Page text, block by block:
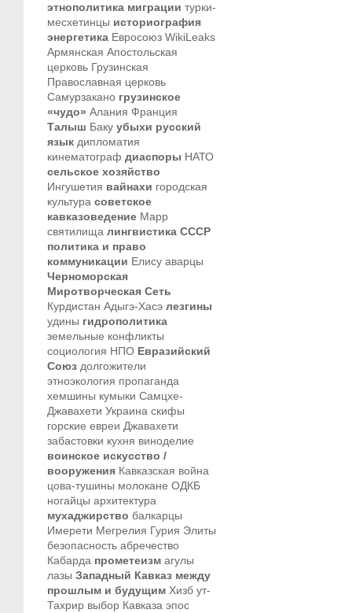
этнополитика миграции турки-
месхетинцы историография
энергетика Евросоюз WikiLeaks
Армянская Апостольская
церковь Грузинская
Православная церковь
Самурзакано грузинское
«чудо» Алания Франция
Талыш Баку убыхи русский
язык дипломатия
кинематограф диаспоры НАТО
сельское хозяйство
Ингушетия вайнахи городская
культура советское
кавказоведение Марр
святилища лингвистика СССР
политика и право
коммуникации Елису аварцы
Черноморская
Миротворческая Сеть
Курдистан Адыгэ-Хасэ лезгины
удины гидрополитика
земельные конфликты
социология НПО Евразийский
Союз долгожители
этноэкология пропаганда
хемшины кумыки Самцхе-
Джавахети Украина скифы
горские евреи Джавахети
забастовки кухня виноделие
воинское искусство /
вооружения Кавказская война
цова-тушины молокане ОДКБ
ногайцы архитектура
мухаджирство балкарцы
Имерети Мегрелия Гурия Элиты
безопасность абречество
Кабарда прометеизм агулы
лазы Западный Кавказ между
прошлым и будущим Хизб ут-
Тахрир выбор Кавказа эпос